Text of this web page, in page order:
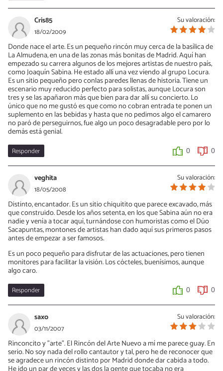
Su valoración:
Cris85
18/02/2009
Donde nace el arte. Es un pequeño rincón muy cerca de la basílica de
La Almudena, en una de las zonas más bonitas de Madrid. Aquí han
empezado su carrera algunos de los mejores artistas de nuestro país,
como Joaquín Sabina. He estado allí una vez viendo al grupo Locura.
Es un sitio pequeño pero conlas paredes llenas de historia. Tiene un
escenario muy reducido perfecto para solistas, aunque Locura son
tres y se las apañaron más que bien para dar allí su concierto. Lo
único que no me gustó es que como no cobran entrada te ponen un
suplemento en las bebidas y hasta que no pedimos algo el camarero
no paró de perseguirnos, fue algo un poco desagradable pero por lo
demás está genial.
Responder 0 0
Su valoración:
veghita
18/05/2008
Distinto, encantador. Es un sitio chiquitito que parece excavado, más
que construido. Desde los años setenta, en los que Sabina aún no era
nadie y venía a tocar aquí, turnándose con humoristas como el Dúo
Sacapuntas, montones de artistas han dado aquí sus primeros pasos
antes de empezar a ser famosos.
Es un poco pequeño para disfrutar de las actuaciones, pero tienen
monitores para facilitar la visión. Los cócteles, buenísimos, aunque
algo caro.
Responder 0 0
Su valoración:
saxo
03/11/2007
Rinconcito y "arte". El Rincón del Arte Nuevo a mí me parece guay. En
serio. No soy nada del rollo cantautor y tal, pero he de reconocer que
se agradece un rincón distinto por Madrid donde dar cabida a todo.